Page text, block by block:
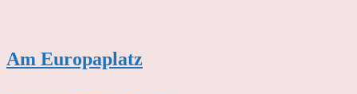
内
容
Am Europaplatz